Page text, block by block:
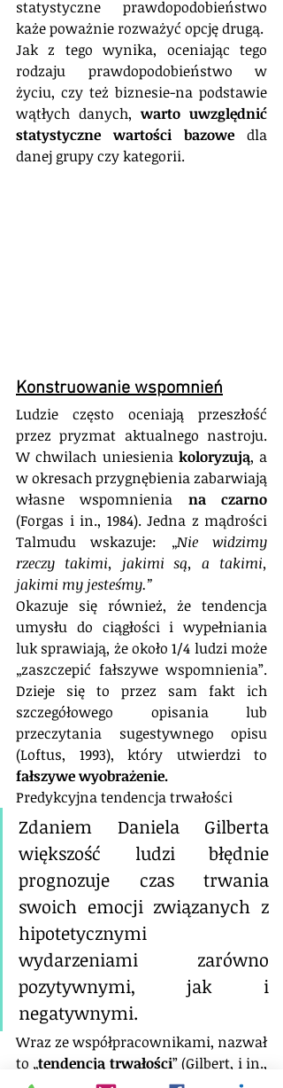
statystyczne prawdopodobieństwo
Jak z tego wynika, oceniając tego
rodzaju prawdopodobieństwo w
życiu, czy też biznesie-na podstawie
wątłych danych, warto uwzględnić
statystyczne wartości bazowe dla
danej grupy czy kategorii.
Konstruowanie wspomnień
Ludzie często oceniają przeszłość
przez pryzmat aktualnego nastroju.
W chwilach uniesienia koloryzują, a
w okresach przygnębienia zabarwiają
własne wspomnienia
(Forgas i in., 1984). Jedna z mądrości
Talmudu wskazuje: „Nie widzimy
rzeczy takimi, jakimi są, a takimi,
jakimi my jesteśmy.”
Okazuje się również, że tendencja
umysłu do ciągłości i wypełniania
luk sprawiają, że około 1/4 ludzi może
„zaszczepić fałszywe wspomnienia”.
Dzieje się to przez sam fakt ich
szczegółowego opisania lub
przeczytania sugestywnego opisu
fałszywe wyobrażenie.
Predykcyjna tendencja trwałości
Zdaniem Daniela Gilberta
większość ludzi błędnie
prognozuje czas trwania
swoich emocji związanych z
hipotetycznymi
wydarzeniami zarówno
pozytywnymi, jak i
negatywnymi.
Wraz ze współpracownikami, nazwał
to „tendencją trwałości” (Gilbert, i in.,